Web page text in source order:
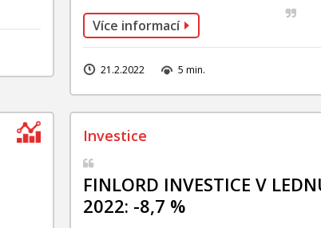
Více informací
21.2.2022 5 min.
FINLORD INVESTICE V
2022: -8,7 %